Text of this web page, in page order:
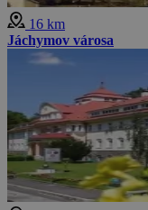
16 km
Jáchymov városa